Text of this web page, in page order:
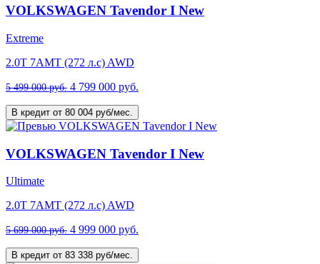
VOLKSWAGEN Tavendor I New
Extreme
2.0T 7AMT (272 л.с) AWD
5 499 000 руб. 4 799 000 руб.
В кредит от 80 004 руб/мес.
VOLKSWAGEN Tavendor I New
Ultimate
2.0T 7AMT (272 л.с) AWD
5 699 000 руб. 4 999 000 руб.
В кредит от 83 338 руб/мес.